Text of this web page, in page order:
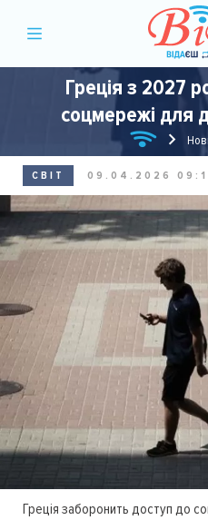
Греція з 2027
соцмережі для
СВІТ 09.04.2026
Греція заборонить доступ до